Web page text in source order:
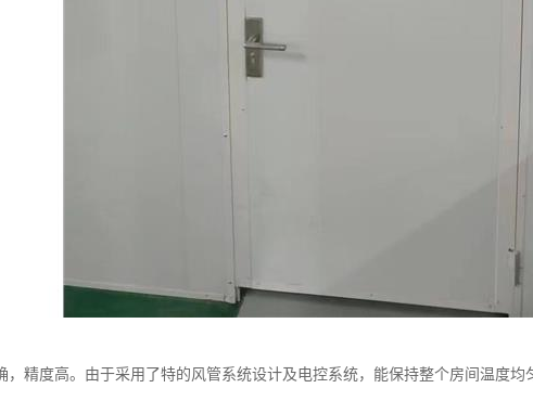
，精度高。由于采用了特的风管系统设计及电控系统，能保持整个房间温度均